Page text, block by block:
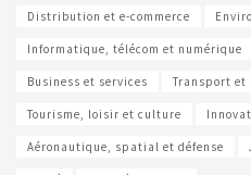
Distribution et e-commerce
Informatique, télécom et numérique
Business et services Transport et
Tourisme, loisir et culture
Aéronautique, spatial et défense